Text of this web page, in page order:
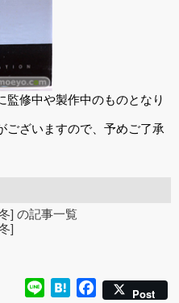
監修中や製作中のものとなり
ございますので、予めご了承
] の記事一覧
]
Line HatenaFacebook
Post